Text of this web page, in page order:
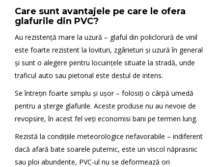
Care sunt avantajele pe care le ofera
glafurile din PVC?
Au rezistență mare la uzură – glaful din policlorură de vinil
este foarte rezistent la lovituri, zgârieturi și uzură în general
și sunt o alegere pentru locuințele situate la stradă, unde
traficul auto sau pietonal este destul de intens.
Se întrețin foarte simplu și ușor – folosiți o cârpă umedă
pentru a șterge glafurile. Aceste produse nu au nevoie de
revopsire, în acest fel veți economisi bani pe termen lung.
Rezistă la condițiile meteorologice nefavorabile – indiferent
dacă afară bate soarele puternic, este un viscol năprasnic
sau ploi abundente, PVC-ul nu se deformează ori